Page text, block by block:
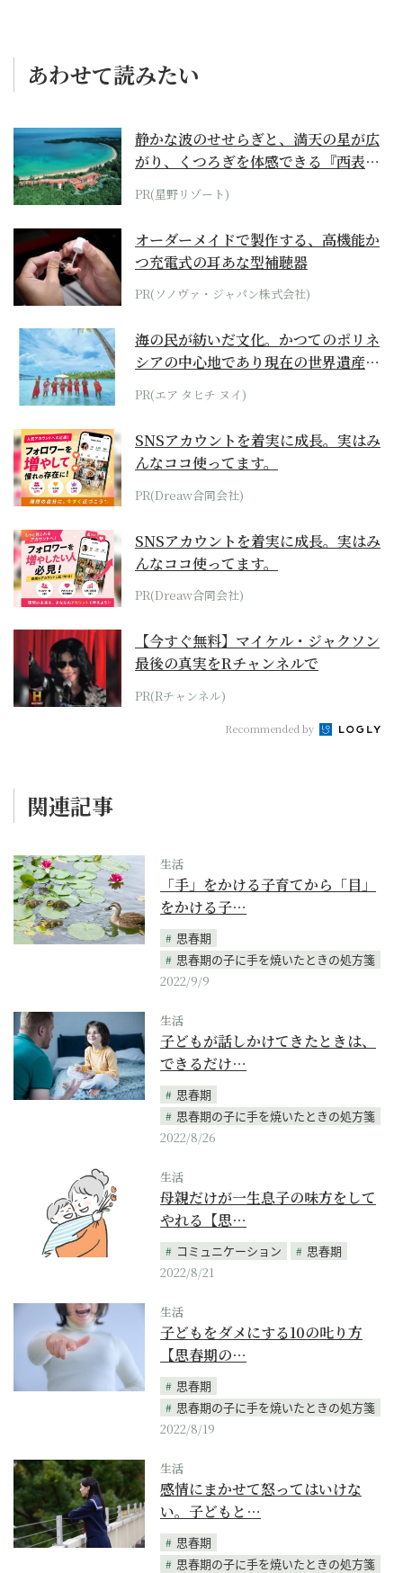
あわせて読みたい
静かな波のせせらぎと、満天の星が広
がり、くつろぎを体感できる『西表島
ホテル by...
PR(星野リゾート)
オーダーメイドで製作する、高機能か
つ充電式の耳あな型補聴器
PR(ソノヴァ・ジャパン株式会社)
海の民が紡いだ文化。かつてのポリネ
シアの中心地であり現在の世界遺産か
らみえてくる...
PR(エア タヒチ ヌイ)
SNSアカウントを着実に成長。実はみ
んなココ使ってます。
PR(Dreaw合同会社)
SNSアカウントを着実に成長。実はみ
んなココ使ってます。
PR(Dreaw合同会社)
【今すぐ無料】マイケル・ジャクソン
最後の真実をRチャンネルで
PR(Rチャンネル)
Recommended by
関連記事
生活
「手」をかける子育てから「目」
をかける子…
思春期
思春期の子に手を焼いたときの処方箋
2022/9/9
生活
子どもが話しかけてきたときは、
できるだけ…
思春期
思春期の子に手を焼いたときの処方箋
2022/8/26
生活
母親だけが一生息子の味方をして
やれる【思…
コミュニケーション
思春期
2022/8/21
生活
子どもをダメにする10の𠮟り方
【思春期の…
思春期
思春期の子に手を焼いたときの処方箋
2022/8/19
生活
感情にまかせて怒ってはいけな
い。子どもと…
思春期
思春期の子に手を焼いたときの処方箋